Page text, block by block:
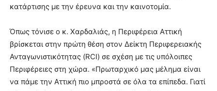
κατάρτισης με την έρευνα και την καινοτομία.
Όπως τόνισε ο κ. Χαρδαλιάς, η Περιφέρεια Αττική
βρίσκεται στην πρώτη θέση στον Δείκτη Περιφερειακής
Ανταγωνιστικότητας (RCI) σε σχέση με τις υπόλοιπες
Περιφέρειες στη χώρα. «Πρωταρχικό μας μέλημα είναι
να πάμε την Αττική πιο μπροστά σε όλα τα επίπεδα. Γιατί